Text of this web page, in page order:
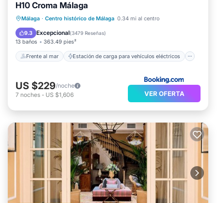
H10 Croma Málaga
Málaga · Centro histórico de Málaga 0.34 mi al centro
9.3 Excepcional(3479 Reseñas)
13 baños 363.49 pies²
Frente al mar Estación de carga para vehículos eléctricos
Frente al mar
Estación de carga para vehículos eléctricos
Aparcamiento
Piscina
US $229/noche
7 noches - US $1,606 VER OFERTA